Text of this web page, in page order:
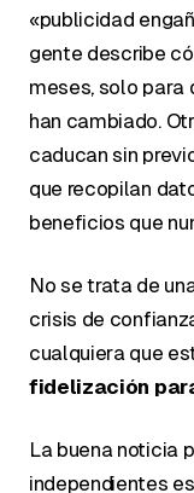
«publicidad
gente describe
meses, solo para
han cambiado.
caducan sin
que recopilan
beneficios que
No se trata de
crisis de
cualquiera que
fidelización
La buena noticia
independientes